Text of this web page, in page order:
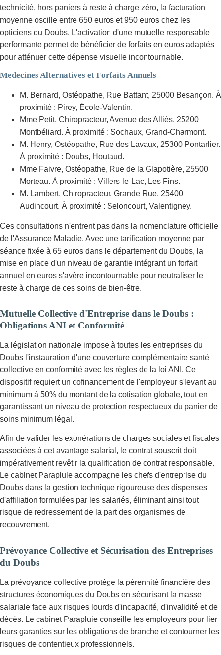
technicité, hors paniers à reste à charge zéro, la facturation
moyenne oscille entre 650 euros et 950 euros chez les
opticiens du Doubs. L'activation d'une mutuelle responsable
performante permet de bénéficier de forfaits en euros adaptés
pour atténuer cette dépense visuelle incontournable.
Médecines Alternatives et Forfaits Annuels
M. Bernard, Ostéopathe, Rue Battant, 25000 Besançon. À
proximité : Pirey, École-Valentin.
Mme Petit, Chiropracteur, Avenue des Alliés, 25200
Montbéliard. À proximité : Sochaux, Grand-Charmont.
M. Henry, Ostéopathe, Rue des Lavaux, 25300 Pontarlier.
À proximité : Doubs, Houtaud.
Mme Faivre, Ostéopathe, Rue de la Glapotière, 25500
Morteau. À proximité : Villers-le-Lac, Les Fins.
M. Lambert, Chiropracteur, Grande Rue, 25400
Audincourt. À proximité : Seloncourt, Valentigney.
Ces consultations n'entrent pas dans la nomenclature officielle
de l'Assurance Maladie. Avec une tarification moyenne par
séance fixée à 65 euros dans le département du Doubs, la
mise en place d'un niveau de garantie intégrant un forfait
annuel en euros s'avère incontournable pour neutraliser le
reste à charge de ces soins de bien-être.
Mutuelle Collective d'Entreprise dans le Doubs :
Obligations ANI et Conformité
La législation nationale impose à toutes les entreprises du
Doubs l'instauration d'une couverture complémentaire santé
collective en conformité avec les règles de la loi ANI. Ce
dispositif requiert un cofinancement de l'employeur s'levant au
minimum à 50% du montant de la cotisation globale, tout en
garantissant un niveau de protection respectueux du panier de
soins minimum légal.
Afin de valider les exonérations de charges sociales et fiscales
associées à cet avantage salarial, le contrat souscrit doit
impérativement revêtir la qualification de contrat responsable.
Le cabinet Parapluie accompagne les chefs d'entreprise du
Doubs dans la gestion technique rigoureuse des dispenses
d'affiliation formulées par les salariés, éliminant ainsi tout
risque de redressement de la part des organismes de
recouvrement.
Prévoyance Collective et Sécurisation des Entreprises
du Doubs
La prévoyance collective protège la pérennité financière des
structures économiques du Doubs en sécurisant la masse
salariale face aux risques lourds d'incapacité, d'invalidité et de
décès. Le cabinet Parapluie conseille les employeurs pour lier
leurs garanties sur les obligations de branche et contourner les
risques de contentieux professionnels.